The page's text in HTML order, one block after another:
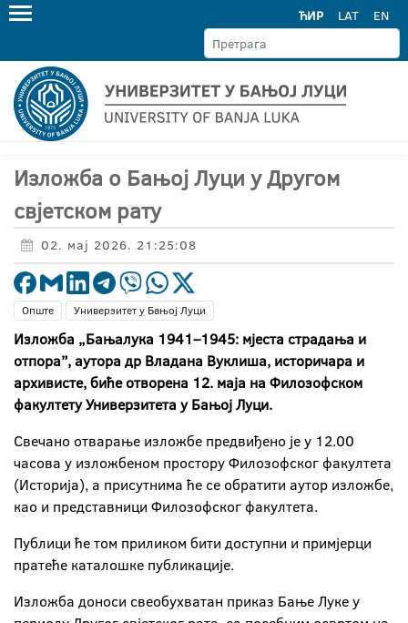
ЋИР LAT EN
Изложба о Бањој Луци у Другом
свјетском рату
02. мај 2026. 21:25:08
Опште Универзитет у Бањој Луци
Изложба „Бањалука 1941–1945: мјеста страдања и
отпора”, аутора др Владана Вуклиша, историчара и
архивисте, биће отворена 12. маја на Филозофском
факултету Универзитета у Бањој Луци.
Свечано отварање изложбе предвиђено је у 12.00
часова у изложбеном простору Филозофског факултета
(Историја), а присутнима ће се обратити аутор изложбе,
као и представници Филозофског факултета.
Публици ће том приликом бити доступни и примјерци
пратеће каталошке публикације.
Изложба доноси свеобухватан приказ Бање Луке у